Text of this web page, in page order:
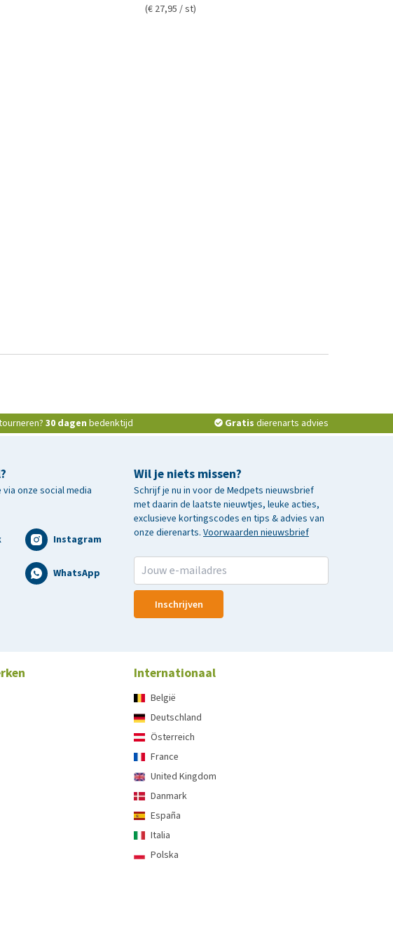
(€ 27,95 / st)
30 dagen bedenktijd Gratis dierenarts advies
Wil je niets missen?
Schrijf je nu in voor de Medpets nieuwsbrief
met daarin de laatste nieuwtjes, leuke acties,
exclusieve kortingscodes en tips & advies van
onze dierenarts. Voorwaarden nieuwsbrief
Inschrijven
onze social media
Instagram
WhatsApp
Internationaal
België
Deutschland
Österreich
France
United Kingdom
Danmark
España
Italia
Polska